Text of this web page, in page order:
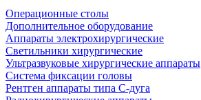
Операционные столы
Дополнительное оборудование
Аппараты электрохирургические
Светильники хирургические
Ультразвуковые хирургические аппараты
Система фиксации головы
Рентген аппараты типа С-дуга